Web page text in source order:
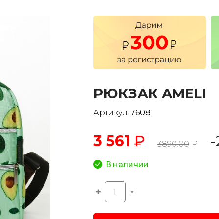
РЮКЗАК AMELI
Артикул: 7608
3 561 ₽ 3890.00 Р
В наличии